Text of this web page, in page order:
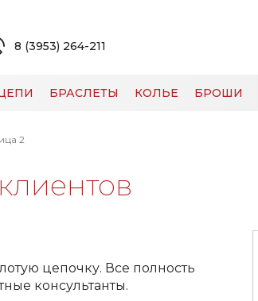
8 (3953) 264-211
БРАСЛЕТЫ КОЛЬЕ БРОШИ
2
цепочку. Все полность
консультанты.